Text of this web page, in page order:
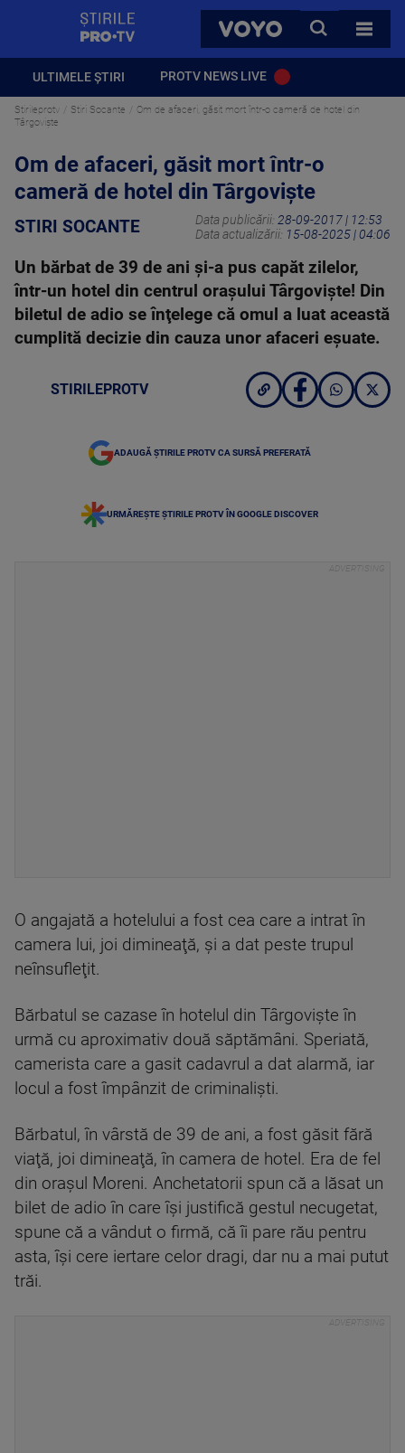
VOYO
CAUTA
TOATE
ULTIMELE ȘTIRI PROTV NEWS LIVE
Stirileprotv Stiri Socante
Om de afaceri, găsit mort într-o cameră de hotel din
Târgoviște
Om de afaceri, găsit mort într-o
cameră de hotel din Târgoviște
STIRI SOCANTE Data publicării: 28-09-2017 | 12:53
Data actualizării: 15-08-2025 | 04:06
Un bărbat de 39 de ani şi-a pus capăt zilelor,
într-un hotel din centrul oraşului Târgovişte! Din
biletul de adio se înţelege că omul a luat această
cumplită decizie din cauza unor afaceri eşuate.
STIRILEPROTV
ADAUGĂ ȘTIRILE PROTV CA SURSĂ PREFERATĂ
URMĂREȘTE ȘTIRILE PROTV ÎN GOOGLE DISCOVER
O angajată a hotelului a fost cea care a intrat în
camera lui, joi dimineaţă, şi a dat peste trupul
neînsufleţit.
Bărbatul se cazase în hotelul din Târgovişte în
urmă cu aproximativ două săptămâni. Speriată,
camerista care a gasit cadavrul a dat alarmă, iar
locul a fost împânzit de criminalişti.
Bărbatul, în vârstă de 39 de ani, a fost găsit fără
viaţă, joi dimineaţă, în camera de hotel. Era de fel
din oraşul Moreni. Anchetatorii spun că a lăsat un
bilet de adio în care îşi justifică gestul necugetat,
spune că a vândut o firmă, că îi pare rău pentru
asta, îşi cere iertare celor dragi, dar nu a mai putut
trăi.